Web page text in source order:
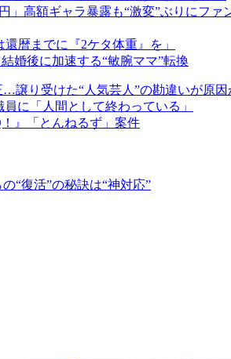
高額ギャラ暴露も“激変”ぶりにファ
暦までに『2ケタ体重』を」
婚後に加速する“敏腕ママ”転換
譲り受けた“人気芸人”の勘違いが原因
に「人間として終わっている」
』「とんねるず」案件
“復活”の秘訣は“神対応”